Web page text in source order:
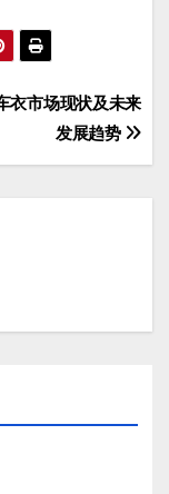
衣市场现状及未来
发展趋势